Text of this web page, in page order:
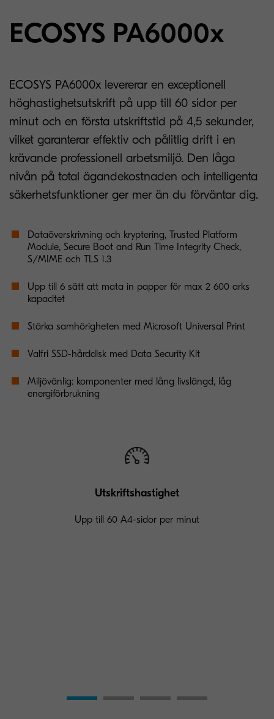
ECOSYS PA6000x
ECOSYS PA6000x levererar en exceptionell
höghastighetsutskrift på upp till 60 sidor per
minut och en första utskriftstid på 4,5 sekunder,
vilket garanterar effektiv och pålitlig drift i en
krävande professionell arbetsmiljö. Den låga
nivån på total ägandekostnaden och intelligenta
säkerhetsfunktioner ger mer än du förväntar dig.
Dataöverskrivning och kryptering, Trusted Platform
Module, Secure Boot and Run Time Integrity Check,
S/MIME och TLS 1.3
Upp till 6 sätt att mata in papper för max 2 600 arks
kapacitet
Stärka samhörigheten med Microsoft Universal Print
Valfri SSD-hårddisk med Data Security Kit
Miljövänlig: komponenter med lång livslängd, låg
energiförbrukning
Utskriftshastighet
Upp till 60 A4-sidor per minut